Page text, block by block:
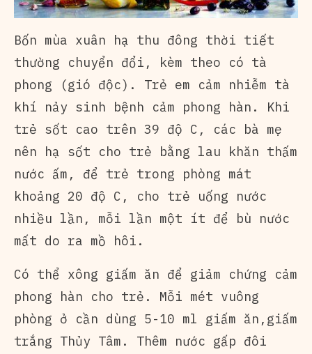
Bốn mùa xuân hạ thu đông thời tiết
thường chuyển đổi, kèm theo có tà
phong (gió độc). Trẻ em cảm nhiễm tà
khí nảy sinh bệnh cảm phong hàn. Khi
trẻ sốt cao trên 39 độ C, các bà mẹ
nên hạ sốt cho trẻ bằng lau khăn thấm
nước ấm, để trẻ trong phòng mát
khoảng 20 độ C, cho trẻ uống nước
nhiều lần, mỗi lần một ít để bù nước
mất do ra mồ hôi.
Có thể xông giấm ăn để giảm chứng cảm
phong hàn cho trẻ. Mỗi mét vuông
phòng ở cần dùng 5-10 ml giấm ăn, giấm
trắng Thủy Tâm . Thêm nước gấp đôi